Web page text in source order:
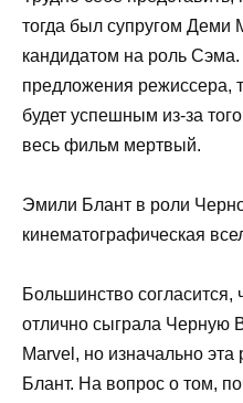
тогда был супругом
кандидатом на роль Сэма.
предложения режиссера,
будет успешным из-за
весь фильм мертвый.
Эмили Блант в роли
кинематографическая
Большинство согласится,
отлично сыграла Черную
Marvel, но изначально
Блант. На вопрос о том,